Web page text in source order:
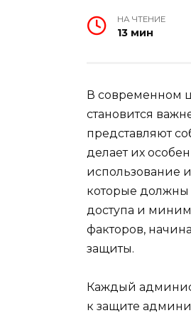
НА ЧТЕНИЕ
13 мин
В современном
становится
представляют
делает их
использование
которые
доступа и
факторов,
защиты.
Каждый
к защите